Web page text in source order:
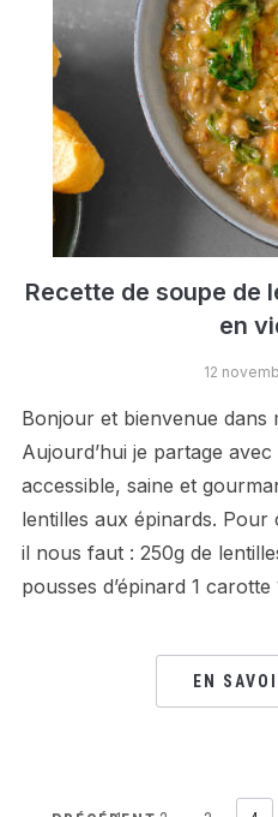
Recette de soupe de
en
12
Bonjour et bienvenue dans
Aujourd’hui je partage
accessible, saine et
lentilles aux épinards. Pour
il nous faut : 250g de
pousses d’épinard 1
EN